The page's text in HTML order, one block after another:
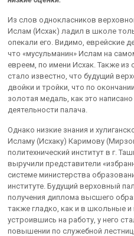
Из слов однокласников
Ислам (Исхак) ладил в школе
опекали его. Видимо, еврейские
что «мусульманин» Ислам на
евреем, по имени Исхак. Также
стало известно, что будущий
двойки и тройки, что по
золотая медаль, как это
деятельности палача.
Однако низкие знания и
Исламу (Исхаку) Каримову
политехнический институт в г.
выручили представители
системе министерства
институте. Будущий верховный
получения диплома высшего
также гладко, как и в школьные и
устроившись на работу, у него
повышении по служебной